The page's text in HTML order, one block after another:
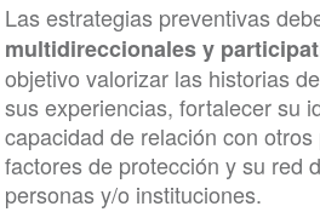
Las estrategias preventivas
multidireccionales y
objetivo valorizar las historias
sus experiencias, fortalecer su
capacidad de relación con
factores de protección y su red
personas y/o instituciones.